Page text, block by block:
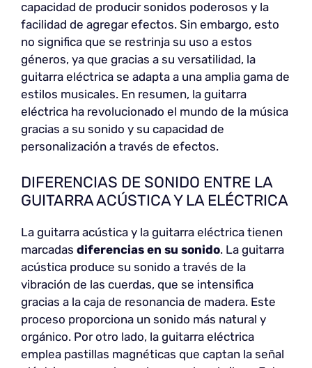
capacidad de producir sonidos poderosos y la
facilidad de agregar efectos. Sin embargo, esto
no significa que se restrinja su uso a estos
géneros, ya que gracias a su versatilidad, la
guitarra eléctrica se adapta a una amplia gama de
estilos musicales. En resumen, la guitarra
eléctrica ha revolucionado el mundo de la música
gracias a su sonido y su capacidad de
personalización a través de efectos.
DIFERENCIAS DE SONIDO ENTRE LA
GUITARRA ACÚSTICA Y LA ELÉCTRICA
La guitarra acústica y la guitarra eléctrica tienen
marcadas diferencias en su sonido. La guitarra
acústica produce su sonido a través de la
vibración de las cuerdas, que se intensifica
gracias a la caja de resonancia de madera. Este
proceso proporciona un sonido más natural y
orgánico. Por otro lado, la guitarra eléctrica
emplea pastillas magnéticas que captan la señal